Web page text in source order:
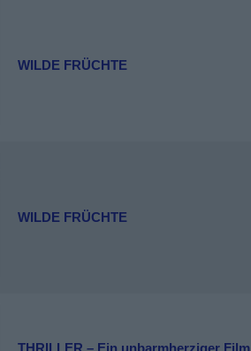
WILDE FRÜCHTE
WILDE FRÜCHTE
THRILLER – Ein unbarmherziger Film